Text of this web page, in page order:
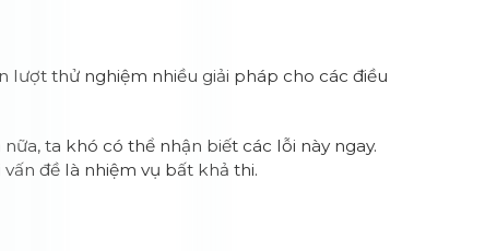
lượt thử nghiệm nhiều giải pháp cho các điều
nữa, ta khó có thể nhận biết các lỗi này ngay.
đề là nhiệm vụ bất khả thi.